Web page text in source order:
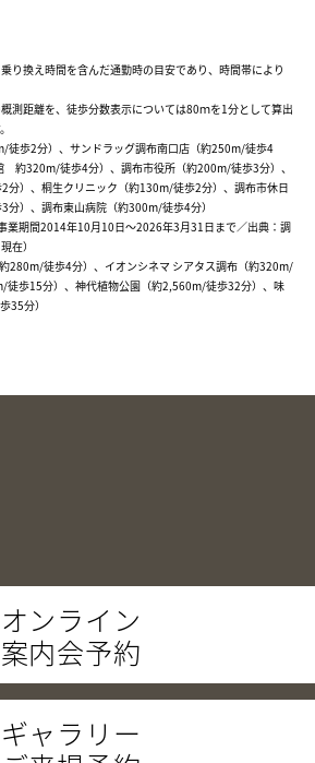
り換え時間を含んだ通勤時の目安であり、時間帯により
測距離を、徒歩分数表示については80ｍを1分として算出
歩2分）、サンドラッグ調布南口店（約250m/徒歩4
約320m/徒歩4分）、調布市役所（約200m/徒歩3分）、
分）、桐生クリニック（約130m/徒歩2分）、調布市休日
）、調布東山病院（約300m/徒歩4分）
期間2014年10月10日～2026年3月31日まで／出典：調
在）
280m/徒歩4分）、イオンシネマ シアタス調布（約320m/
徒歩15分）、神代植物公園（約2,560m/徒歩32分）、味
35分）
オンライン
案内会予約
ギャラリー